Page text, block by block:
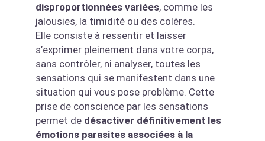
disproportionnées variées, comme les
jalousies, la timidité ou des colères.
Elle consiste à ressentir et laisser
s’exprimer pleinement dans votre corps,
sans contrôler, ni analyser, toutes les
sensations qui se manifestent dans une
situation qui vous pose problème. Cette
prise de conscience par les sensations
permet de désactiver définitivement les
émotions parasites associées à la